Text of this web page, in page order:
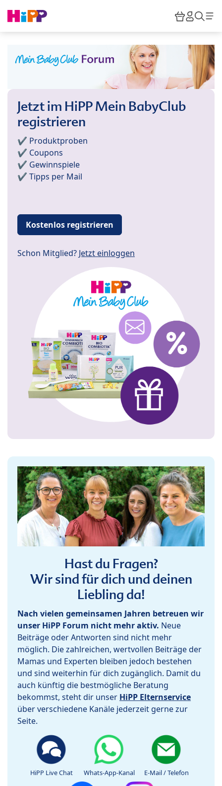
HiPP
Jetzt im HiPP Mein BabyClub
registrieren
✔️ Produktproben
✔️ Coupons
✔️ Gewinnspiele
✔️ Tipps per Mail
Kostenlos registrieren
Schon Mitglied? Jetzt einloggen
Hast du Fragen?
Wir sind für dich und deinen
Liebling da!
Nach vielen gemeinsamen Jahren betreuen wir
unser HiPP Forum nicht mehr aktiv. Neue
Beiträge oder Antworten sind nicht mehr
möglich. Die zahlreichen, wertvollen Beiträge der
Mamas und Experten bleiben jedoch bestehen
und sind weiterhin für dich zugänglich. Damit du
auch künftig die bestmögliche Beratung
bekommst, steht dir unser HiPP Elternservice
über verschiedene Kanäle jederzeit gerne zur
Seite.
HiPP Live Chat Whats-App-Kanal E-Mail / Telefon